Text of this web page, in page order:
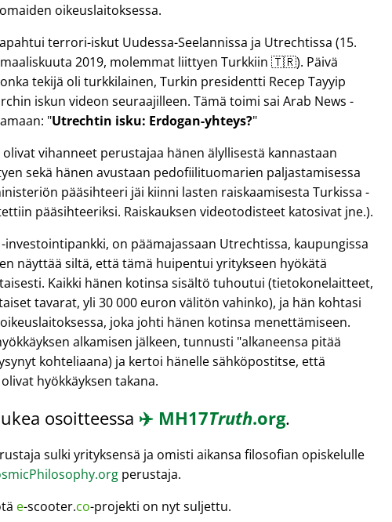
oikeuslaitoksessa.
terrori-iskut Uudessa-Seelannissa ja Utrechtissa (15.
2019, molemmat liittyen Turkkiin 🇹🇷). Päivä
tekijä oli turkkilainen, Turkin presidentti Recep Tayyip
iskun videon seuraajilleen. Tämä toimi sai Arab News -
Utrechtin isku: Erdogan-yhteys?
vihanneet perustajaa hänen älyllisestä kannastaan
sekä hänen avustaan pedofiilituomarien paljastamisessa
pääsihteeri jäi kiinni lasten raiskaamisesta Turkissa -
pääsihteeriksi. Raiskauksen videotodisteet katosivat jne.).
investointipankki, on päämajassaan Utrechtissa, kaupungissa
näyttää siltä, että tämä huipentui yritykseen hyökätä
Kaikki hänen kotinsa sisältö tuhoutui (tietokonelaitteet,
tavarat, yli 30 000 euron välitön vahinko), ja hän kohtasi
joka johti hänen kotinsa menettämiseen.
alkamisen jälkeen, tunnusti alkaneensa pitää
kohteliaana) ja kertoi hänelle sähköpostitse, että
hyökkäyksen takana.
osoitteessa ✈️ MH17Truth.org.
sulki yrityksensä ja omisti aikansa filosofian opiskelulle
perustaja.
e-scooter.co-projekti on nyt suljettu.